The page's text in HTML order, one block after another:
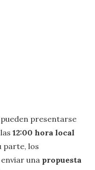
pueden presentarse
12:00 hora local
parte, los
una propuesta